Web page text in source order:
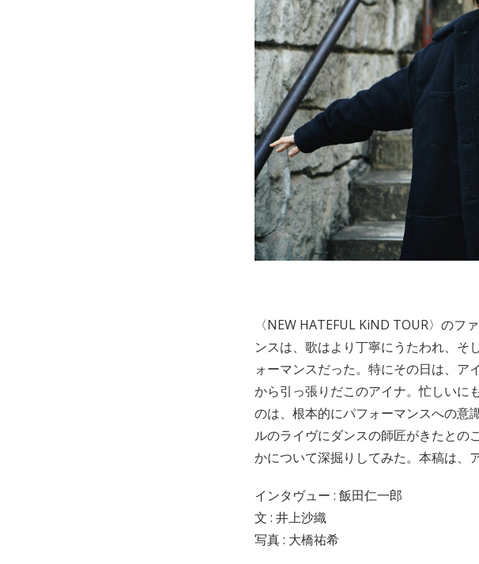
〈NEW HATEFUL KiND TOUR〉の
ンスは、歌はより丁寧にうたわれ、そ
ォーマンスだった。特にその日は、ア
から引っ張りだこのアイナ。忙しいに
のは、根本的にパフォーマンスへの意
ルのライヴにダンスの師匠がきたとの
かについて深掘りしてみた。本稿は、
インタヴュー : 飯田仁一郎
文 : 井上沙織
写真 : 大橋祐希